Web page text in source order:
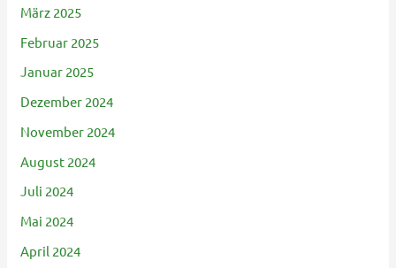
März 2025
Februar 2025
Januar 2025
Dezember 2024
November 2024
August 2024
Juli 2024
Mai 2024
April 2024